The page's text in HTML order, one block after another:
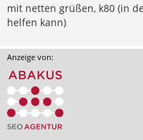
mit netten grüßen, k80 (in
helfen kann)
Anzeige von: